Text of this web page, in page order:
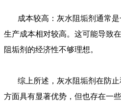
成本较高：灰水阻垢剂通常是
生产成本相对较高。这可能导致
阻垢剂的经济性不够理想。
综上所述， 灰水阻垢剂 在防
方面具有显著优势，但也存在一